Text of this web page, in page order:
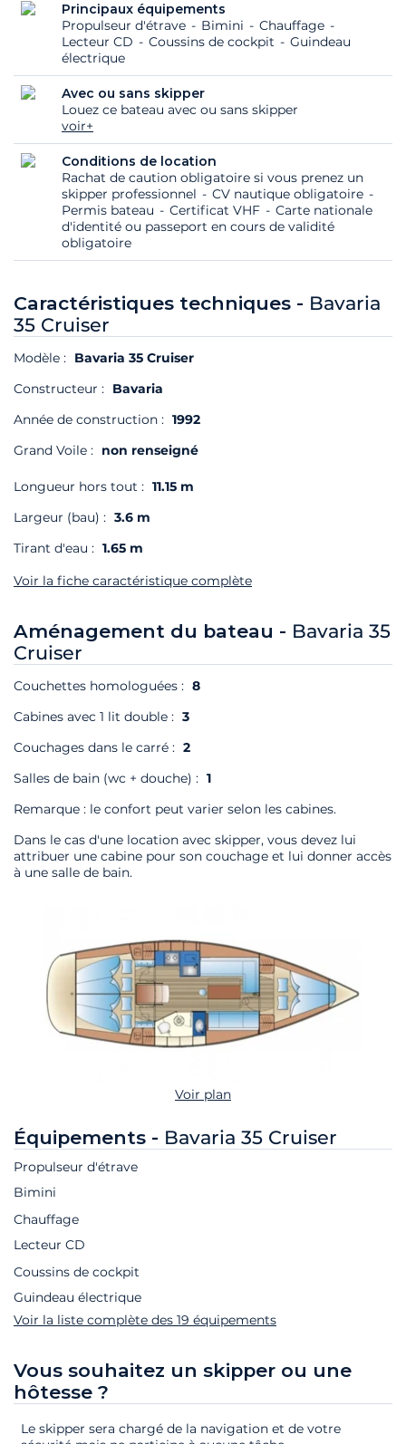
Principaux équipements
Propulseur d'étrave
Bimini
Chauffage
Lecteur CD
Coussins de cockpit
Guindeau
électrique
Avec ou sans skipper
Louez ce bateau avec ou sans skipper
voir+
Conditions de location
Rachat de caution obligatoire si vous prenez un
skipper professionnel
CV nautique obligatoire
Permis bateau
Certificat VHF
Carte nationale
d'identité ou passeport en cours de validité
obligatoire
Caractéristiques techniques - Bavaria
35 Cruiser
Modèle : Bavaria 35 Cruiser
Constructeur : Bavaria
Année de construction : 1992
Grand Voile : non renseigné
Longueur hors tout : 11.15 m
Largeur (bau) : 3.6 m
Tirant d'eau : 1.65 m
Voir la fiche caractéristique complète
Aménagement du bateau - Bavaria 35
Cruiser
Couchettes homologuées : 8
Cabines avec 1 lit double : 3
Couchages dans le carré : 2
Salles de bain (wc + douche) : 1
Remarque : le confort peut varier selon les cabines.
Dans le cas d'une location avec skipper, vous devez lui
attribuer une cabine pour son couchage et lui donner accès
à une salle de bain.
Voir plan
Équipements - Bavaria 35 Cruiser
Propulseur d'étrave
Bimini
Chauffage
Lecteur CD
Coussins de cockpit
Guindeau électrique
Voir la liste complète des 19 équipements
Vous souhaitez un skipper ou une
hôtesse ?
Le skipper sera chargé de la navigation et de votre